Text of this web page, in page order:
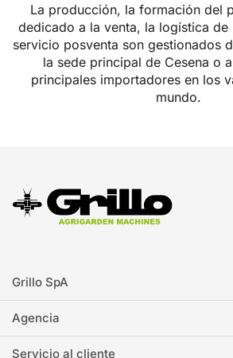
La producción, la formación del
dedicado a la venta, la logística de
servicio posventa son gestionados
la sede principal de Cesena o
principales importadores en los
mundo.
Grillo SpA
Agencia
Servicio al cliente